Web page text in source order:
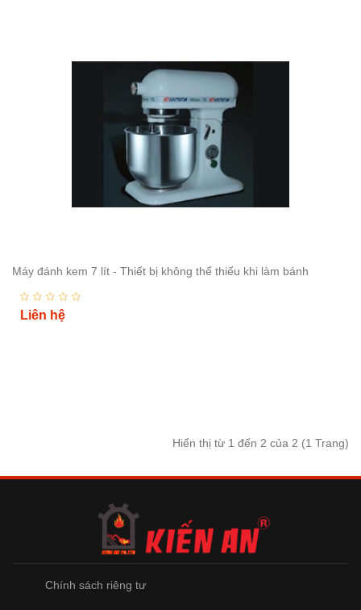
Máy đánh kem 7 lít - Thiết bị không thể thiếu khi làm bánh
Liên hệ
Hiển thị từ 1 đến 2 của 2 (1 Trang)
Chính sách riêng tư